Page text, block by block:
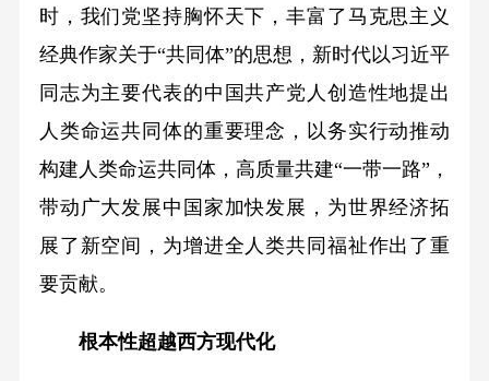
时，我们党坚持胸怀天下，丰富了马克思主义
经典作家关于“共同体”的思想，新时代以习近平
同志为主要代表的中国共产党人创造性地提出
人类命运共同体的重要理念，以务实行动推动
构建人类命运共同体，高质量共建“一带一路”，
带动广大发展中国家加快发展，为世界经济拓
展了新空间，为增进全人类共同福祉作出了重
要贡献。
根本性超越西方现代化